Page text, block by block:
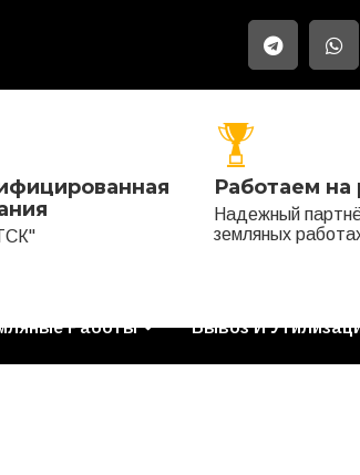
Работаем на
Надежный
земляных
Работы Вывоз И